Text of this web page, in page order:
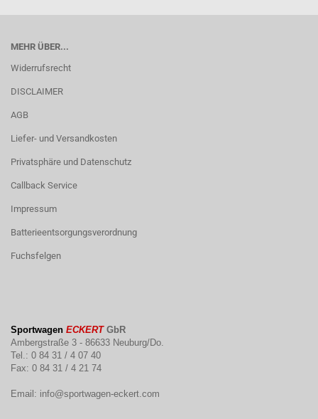
MEHR ÜBER...
Widerrufsrecht
DISCLAIMER
AGB
Liefer- und Versandkosten
Privatsphäre und Datenschutz
Callback Service
Impressum
Batterieentsorgungsverordnung
Fuchsfelgen
Sportwagen ECKERTGbR
Ambergstraße 3 - 86633 Neuburg/Do.
Tel.: 0 84 31 / 4 07 40
Fax: 0 84 31 / 4 21 74
Email: info@sportwagen-eckert.com